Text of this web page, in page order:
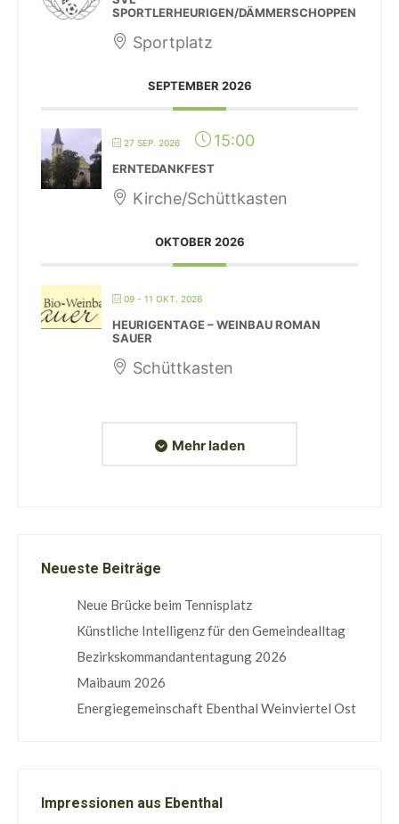
SPORTLERHEURIGEN/DÄMMERSCHOPPEN
Sportplatz
SEPTEMBER 2026
27 SEP. 2026 15:00
ERNTEDANKFEST
Kirche/Schüttkasten
OKTOBER 2026
09 - 11 OKT. 2026
HEURIGENTAGE – WEINBAU ROMAN
SAUER
Schüttkasten
Mehr laden
Neueste Beiträge
Neue Brücke beim Tennisplatz
Künstliche Intelligenz für den Gemeindealltag
Bezirkskommandantentagung 2026
Maibaum 2026
Energiegemeinschaft Ebenthal Weinviertel Ost
Impressionen aus Ebenthal